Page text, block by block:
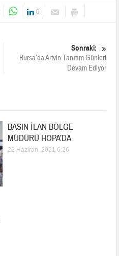
0
Sonraki:
Bursa’da Artvin Tanıtım Günleri
Devam Ediyor
BASIN İLAN BÖLGE
MÜDÜRÜ HOPA’DA
22 Haziran, 2021 6:26